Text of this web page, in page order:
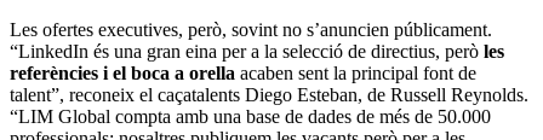
Les ofertes executives, però, sovint no s’anuncien públicament.
“LinkedIn és una gran eina per a la selecció de directius, però les
referències i el boca a orella acaben sent la principal font de
talent”, reconeix el caçatalents Diego Esteban, de Russell Reynolds.
“LIM Global compta amb una base de dades de més de 50.000